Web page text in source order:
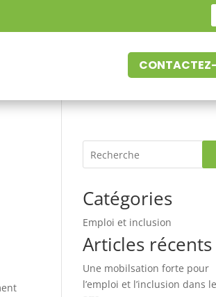
Catégories
Emploi et inclusion
Articles récents
Une mobilsation forte pour
l’emploi et l’inclusion dans le